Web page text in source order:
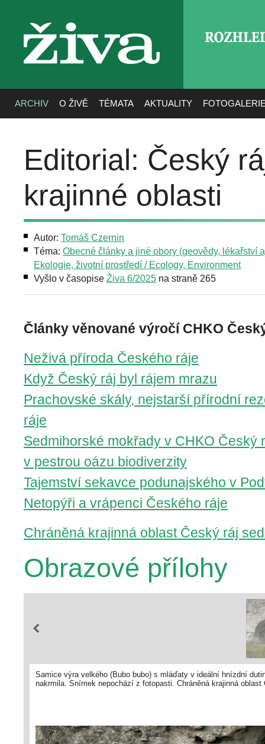
živa
ARCHIV O ŽIVĚ TÉMATA AKTUALITY
Editorial: Český
krajinné oblasti
Autor: Tomáš Czernin
Téma: Obecné články a jiné obory (geovědy, lékařství
Ekologie, životní prostředí / Ecology, Environment
Vyšlo v časopise Živa 6/2025 na straně 265
Články věnované výročí CHKO
Neživá příroda Českého ráje
Když Český ráj byl rájem mrazu
Prachovské skály, nejstarší přírodní
ráje
Sedmihorské mokřady v CHKO Český
v pestrou oázu biodiverzity
Tajemství sekavce podunajského v
Netopýři a vrápenci Českého ráje
Chráněná krajinná oblast Český ráj
Obrazové přílohy
Samice výra velkého (Bubo bubo) s mláďaty v ideální hnízdní
nakrmila. Snímek nepochází z fotopasti. Chráněná krajinná